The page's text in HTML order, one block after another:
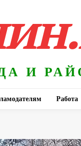
И
Работа